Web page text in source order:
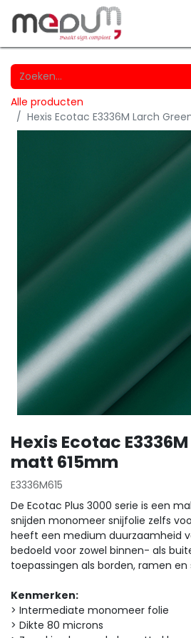
Alle producten
Hexis Ecotac E3336M Larch
Hexis Ecotac
matt 615mm
E3336M615
De Ecotac Plus 3000 serie is een
snijden monomeer snijfolie zelfs
heeft een medium duurzaamheid
bedoeld voor zowel binnen- als
toepassingen als borden, ramen en
Kenmerken:
> Intermediate monomeer folie
> Dikte 80 microns